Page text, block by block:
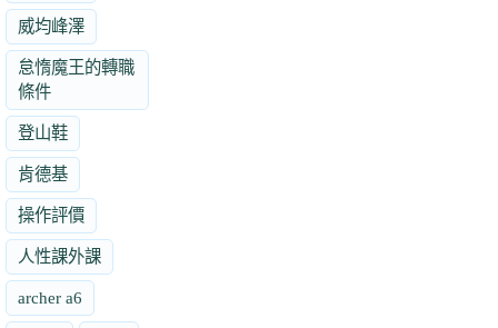
威均峰澤
怠惰魔王的轉職
條件
登山鞋
肯德基
操作評價
人性課外課
archer a6